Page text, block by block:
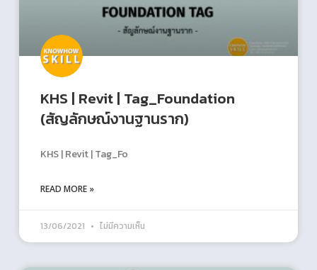
KHS | Revit | Tag_Foundation
(สัญลักษณ์งานฐานราก)
KHS | Revit | Tag_Fo
READ MORE »
13/06/2021 ไม่มีความเห็น